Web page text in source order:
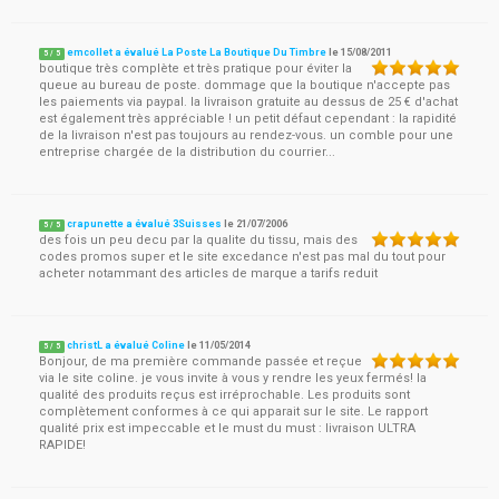
5 / 5 emcollet a évalué La Poste La Boutique Du Timbre le15/08/2011
boutique très complète et très pratique pour éviter la
queue au bureau de poste. dommage que la boutique n'accepte pas
les paiements via paypal. la livraison gratuite au dessus de 25 € d'achat
est également très appréciable ! un petit défaut cependant : la rapidité
de la livraison n'est pas toujours au rendez-vous. un comble pour une
entreprise chargée de la distribution du courrier...
5 / 5 crapunette a évalué 3Suisses le 21/07/2006
des fois un peu decu par la qualite du tissu, mais des
codes promos super et le site excedance n'est pas mal du tout pour
acheter notammant des articles de marque a tarifs reduit
5 / 5 christL a évalué Coline le11/05/2014
Bonjour, de ma première commande passée et reçue
via le site coline. je vous invite à vous y rendre les yeux fermés! la
qualité des produits reçus est irréprochable. Les produits sont
complètement conformes à ce qui apparait sur le site. Le rapport
qualité prix est impeccable et le must du must : livraison ULTRA
RAPIDE!